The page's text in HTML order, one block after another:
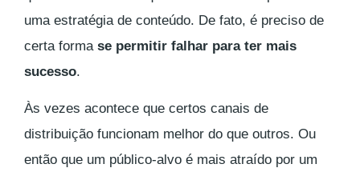
uma estratégia de conteúdo. De fato, é preciso de
certa forma se permitir falhar para ter mais
sucesso.
Às vezes acontece que certos canais de
distribuição funcionam melhor do que outros. Ou
então que um público-alvo é mais atraído por um